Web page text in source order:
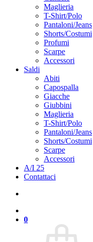
Maglieria
T-Shirt/Polo
Pantaloni/Jeans
Shorts/Costumi
Profumi
Scarpe
Accessori
Saldi
Abiti
Capospalla
Giacche
Giubbini
Maglieria
T-Shirt/Polo
Pantaloni/Jeans
Shorts/Costumi
Scarpe
Accessori
A/I 25
Contattaci
0